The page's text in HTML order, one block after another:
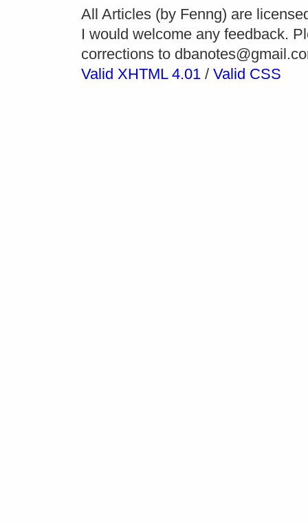
All Articles (by Fenng) are
I would welcome any feedback.
corrections to
Valid XHTML 4.01/ Valid CSS